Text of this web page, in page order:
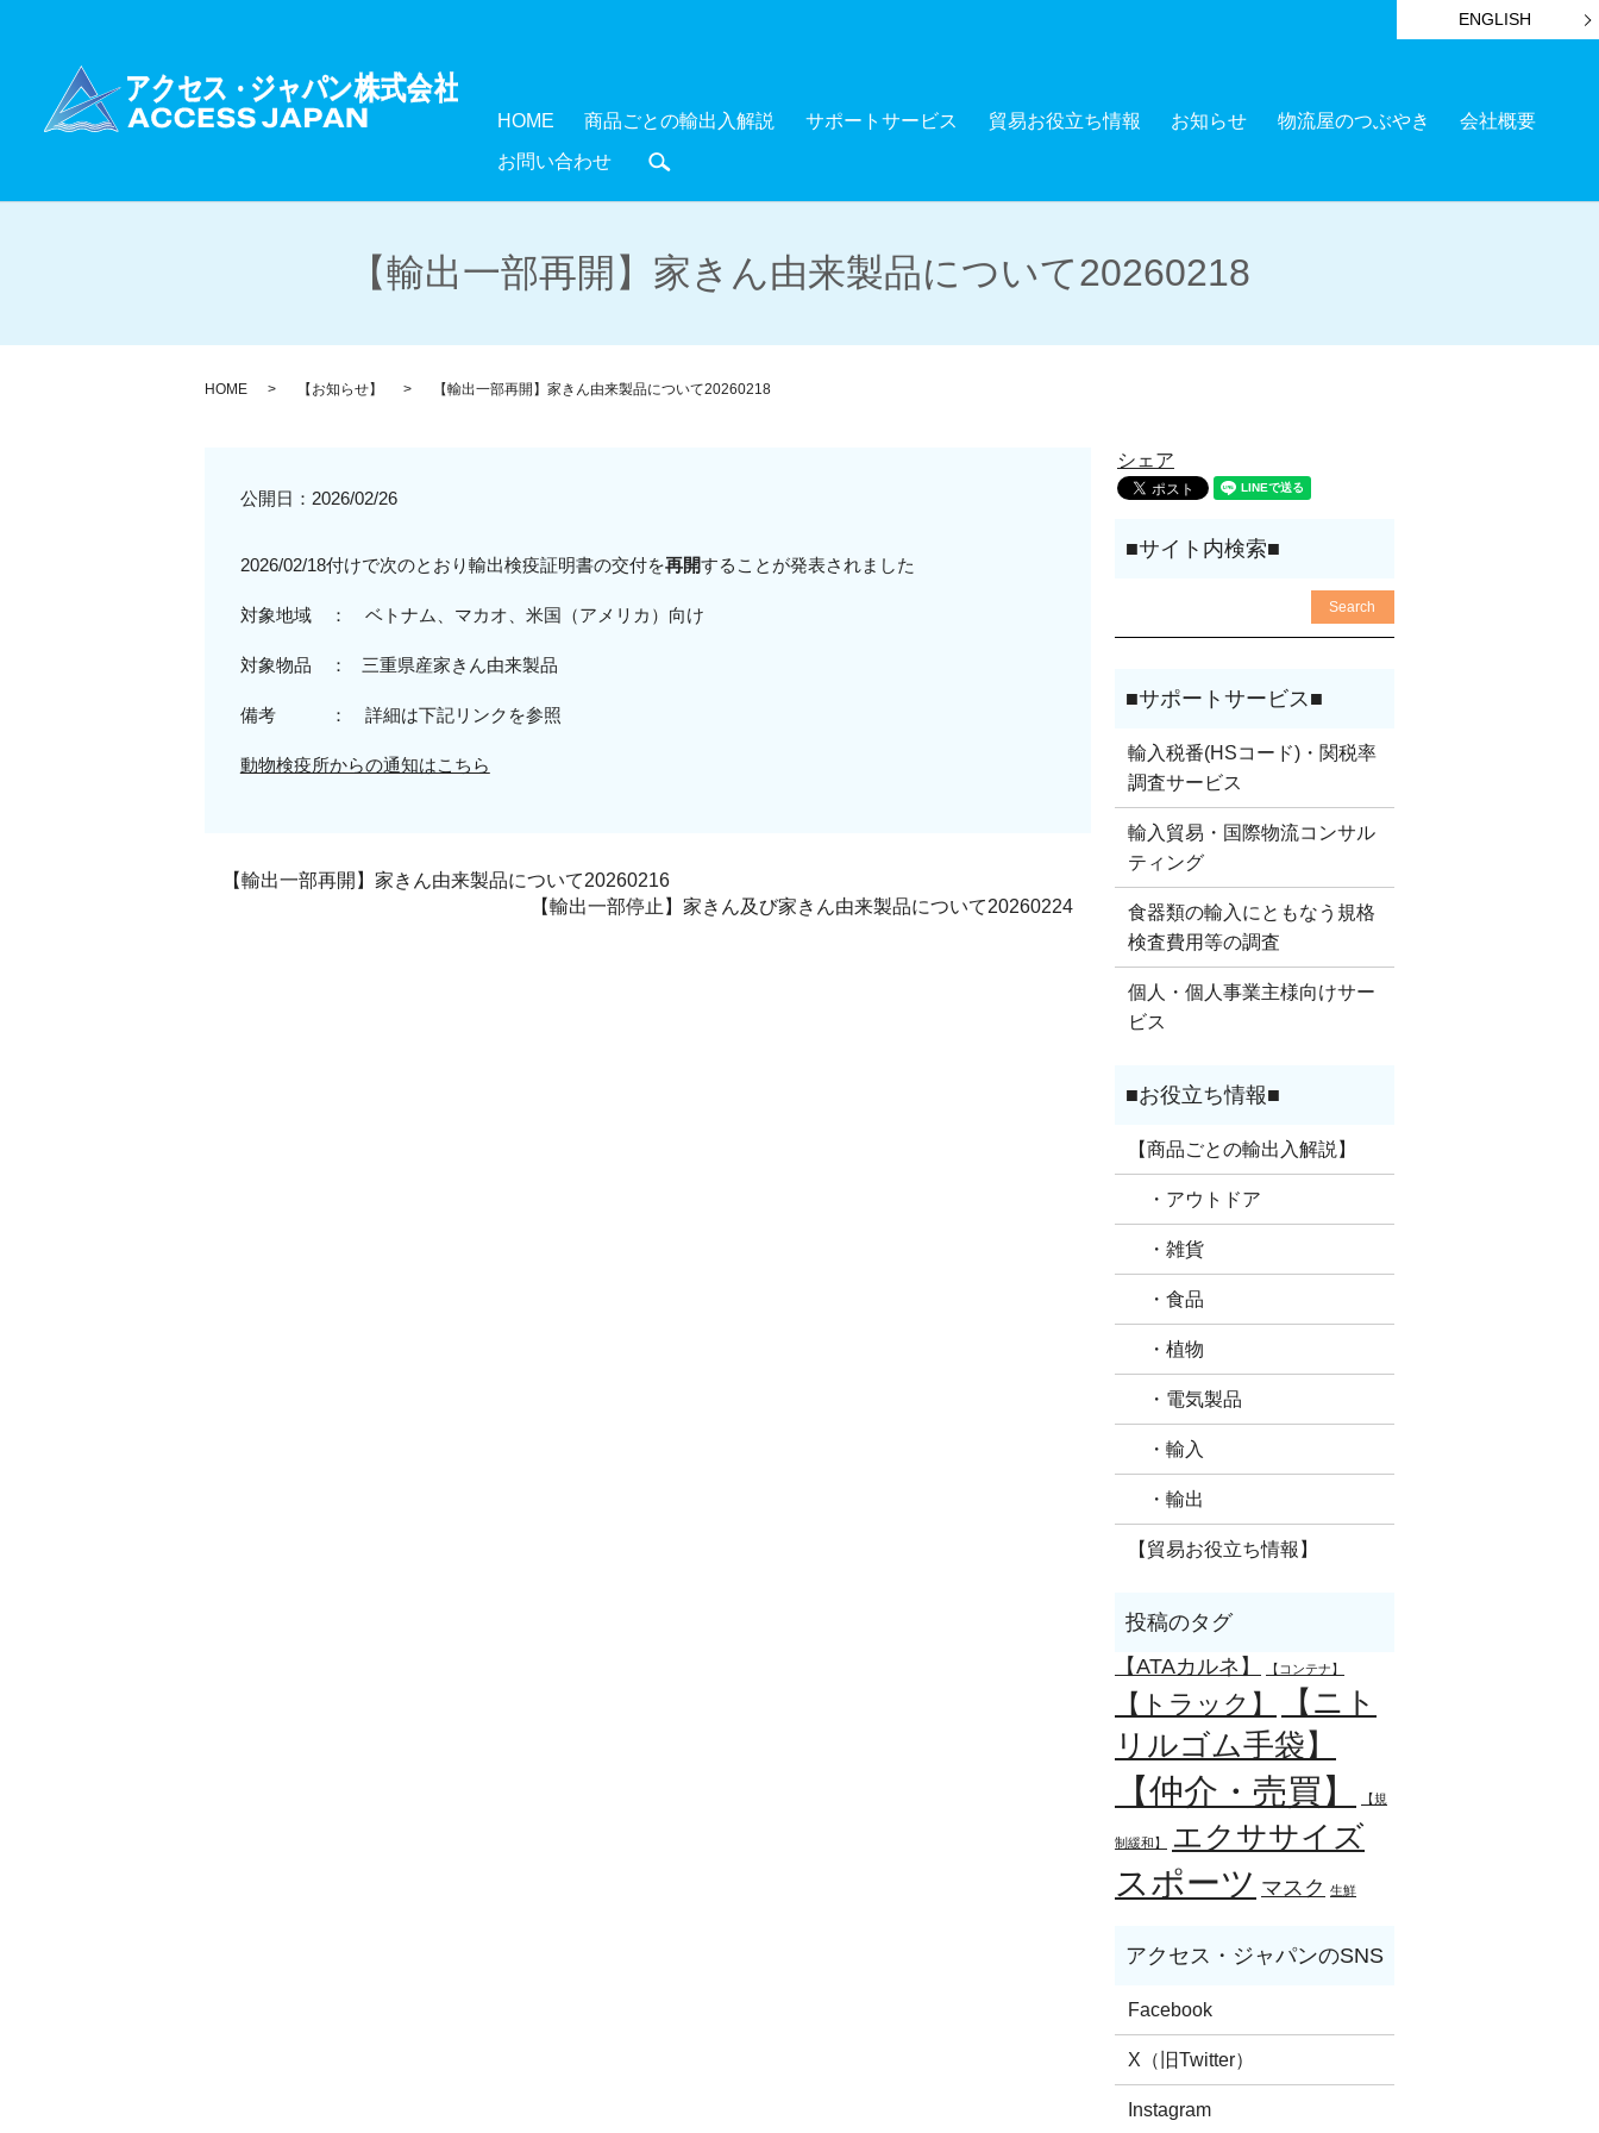
ENGLISH
HOME 商品ごとの輸出入解説 サポートサービス 貿易お役立ち情報 お知らせ 物流屋のつぶやき
会社概要
お問い合わせ
【輸出一部再開】家きん由来製品について20260218
HOME 【お知らせ】 【輸出一部再開】家きん由来製品について20260218
公開日： 2026/02/26
2026/02/18付けで次のとおり輸出検疫証明書の交付を再開することが発表されました
対象地域 ： ベトナム、マカオ、米国（アメリカ） 向け
対象物品 ： 三重県産家きん由来製品
備考 ： 詳細は下記リンクを参照
動物検疫所からの通知はこちら
【輸出一部再開】家きん由来製品について20260216
【輸出一部停止】家きん及び家きん由来製品について20260224
シェア
輸入税番(HSコード)・関税率
調査サービス
輸入貿易・国際物流コンサル
ティング
食器類の輸入にともなう規格
検査費用等の調査
個人・個人事業主様向けサー
ビス
【商品ごとの輸出入解説】
・アウトドア
・雑貨
・食品
・植物
・電気製品
・輸入
・輸出
【貿易お役立ち情報】
【ATAカルネ】 【コンテナ】
【トラック】
【ニト
リルゴム手袋】
【仲介・売買】 【規
制緩和】 エクササイズ
スポーツ マスク 生鮮
Facebook
X（旧Twitter）
Instagram